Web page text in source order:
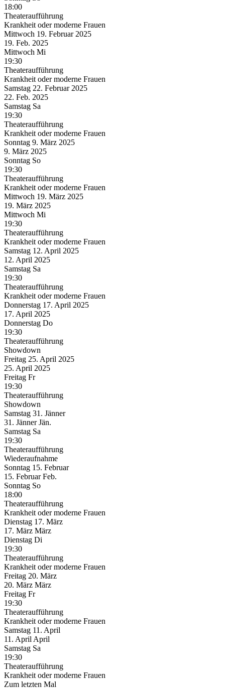
18:00
Theateraufführung
Krankheit oder moderne Frauen
Mittwoch 19. Februar 2025
19. Feb. 2025
Mittwoch Mi
19:30
Theateraufführung
Krankheit oder moderne Frauen
Samstag 22. Februar 2025
22. Feb. 2025
Samstag Sa
19:30
Theateraufführung
Krankheit oder moderne Frauen
Sonntag 9. März 2025
9. März 2025
Sonntag So
19:30
Theateraufführung
Krankheit oder moderne Frauen
Mittwoch 19. März 2025
19. März 2025
Mittwoch Mi
19:30
Theateraufführung
Krankheit oder moderne Frauen
Samstag 12. April 2025
12. April 2025
Samstag Sa
19:30
Theateraufführung
Krankheit oder moderne Frauen
Donnerstag 17. April 2025
17. April 2025
Donnerstag Do
19:30
Theateraufführung
Showdown
Freitag 25. April 2025
25. April 2025
Freitag Fr
19:30
Theateraufführung
Showdown
Samstag 31. Jänner
31. Jänner Jän.
Samstag Sa
19:30
Theateraufführung
Wiederaufnahme
Sonntag 15. Februar
15. Februar Feb.
Sonntag So
18:00
Theateraufführung
Krankheit oder moderne Frauen
Dienstag 17. März
17. März März
Dienstag Di
19:30
Theateraufführung
Krankheit oder moderne Frauen
Freitag 20. März
20. März März
Freitag Fr
19:30
Theateraufführung
Krankheit oder moderne Frauen
Samstag 11. April
11. April April
Samstag Sa
19:30
Theateraufführung
Krankheit oder moderne Frauen
Zum letzten Mal